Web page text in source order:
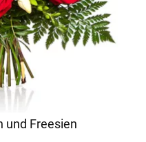
und Freesien